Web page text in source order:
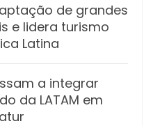
de grandes
e lidera turismo
Latina
a integrar
da LATAM em